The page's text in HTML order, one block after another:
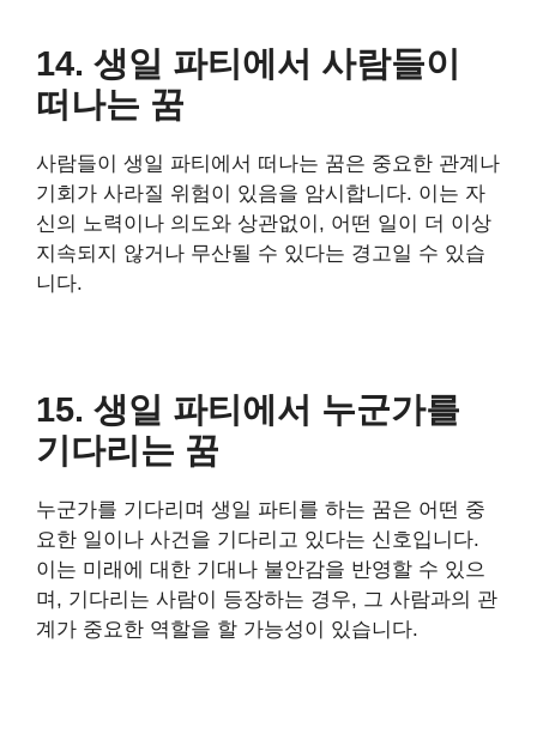
14. 생일 파티에서 사람들이
떠나는 꿈
사람들이 생일 파티에서 떠나는 꿈은 중요한 관계나
기회가 사라질 위험이 있음을 암시합니다. 이는 자
신의 노력이나 의도와 상관없이, 어떤 일이 더 이상
지속되지 않거나 무산될 수 있다는 경고일 수 있습
니다.
15. 생일 파티에서 누군가를
기다리는 꿈
누군가를 기다리며 생일 파티를 하는 꿈은 어떤 중
요한 일이나 사건을 기다리고 있다는 신호입니다.
이는 미래에 대한 기대나 불안감을 반영할 수 있으
며, 기다리는 사람이 등장하는 경우, 그 사람과의 관
계가 중요한 역할을 할 가능성이 있습니다.